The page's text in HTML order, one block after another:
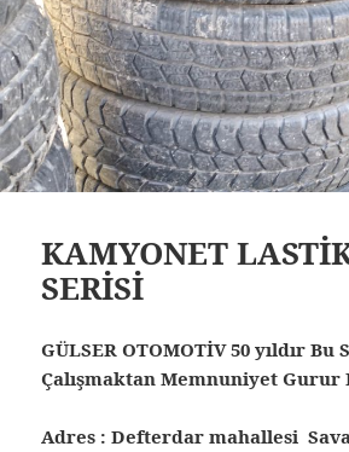
KAMYONET
SERİSİ
GÜLSER OTOMOTİV 50 yıldır
Çalışmaktan Memnuniyet
Adres : Defterdar mahallesi